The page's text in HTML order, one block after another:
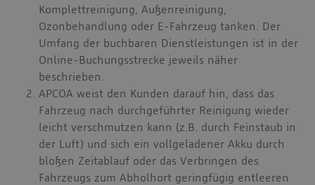
Komplettreinigung, Außenreinigung,
Ozonbehandlung oder E-Fahrzeug tanken. Der
Umfang der buchbaren Dienstleistungen ist in der
Online-Buchungsstrecke jeweils näher
beschrieben.
APCOA weist den Kunden darauf hin, dass das
Fahrzeug nach durchgeführter Reinigung wieder
leicht verschmutzen kann (z.B. durch Feinstaub in
der Luft) und sich ein vollgeladener Akku durch
bloßen Zeitablauf oder das Verbringen des
Fahrzeugs zum Abholhort geringfügig entleeren